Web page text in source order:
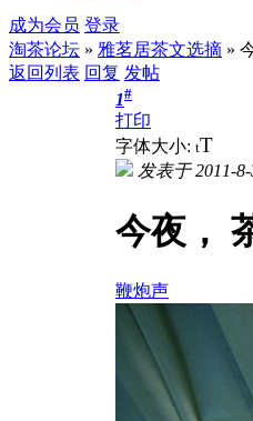
成为会员 登录
淘茶论坛 » 雅茗居茶文选摘 »
返回列表 回复 发帖
1#
打印
字体大小: tT
发表于 2011-
今夜，
鞭炮声